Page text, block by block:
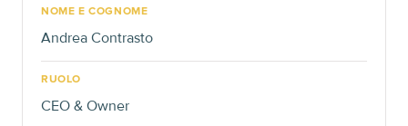
NOME E COGNOME
Andrea Contrasto
RUOLO
CEO & Owner